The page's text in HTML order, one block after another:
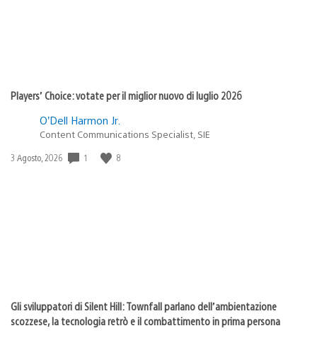
Players’ Choice: votate per il miglior nuovo di luglio 2026
O’Dell Harmon Jr.
Content Communications Specialist, SIE
Data
3 Agosto, 2026 1 8
Gli sviluppatori di Silent Hill: Townfall parlano dell’ambientazione
scozzese, la tecnologia retrò e il combattimento in prima persona